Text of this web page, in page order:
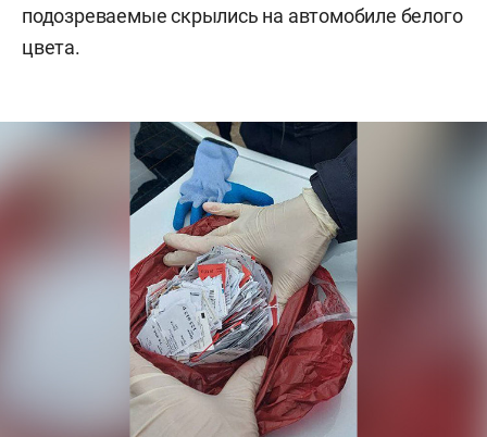
подозреваемые скрылись на автомобиле белого
цвета.